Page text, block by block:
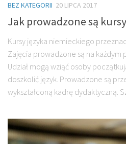
BEZ KATEGORII 20 LIPCA 2017
Jak prowadzone są
Kursy języka niemieckiego
Zajęcia prowadzone są na każdym
Udział mogą wziąć osoby
doszkolić język. Prowadzone są
wykształconą kadrę dydaktyczną.